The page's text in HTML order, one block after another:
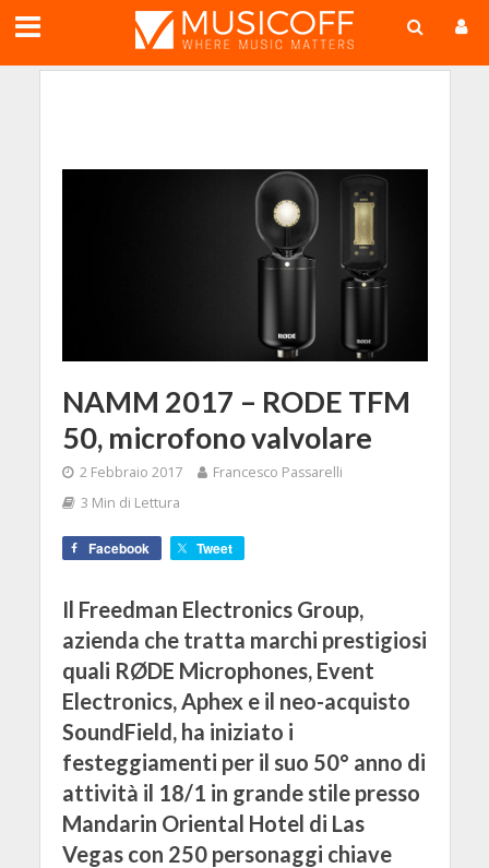
NAMM 2017 – RODE TFM
50, microfono valvolare
2 Febbraio 2017
Francesco Passarelli
3 Min di Lettura
Facebook Tweet
Il Freedman Electronics Group,
azienda che tratta marchi prestigiosi
quali RØDE Microphones, Event
Electronics, Aphex e il neo-acquisto
SoundField, ha iniziato i
festeggiamenti per il suo 50° anno di
attività il 18/1 in grande stile presso
Mandarin Oriental Hotel di Las
Vegas con 250 personaggi chiave